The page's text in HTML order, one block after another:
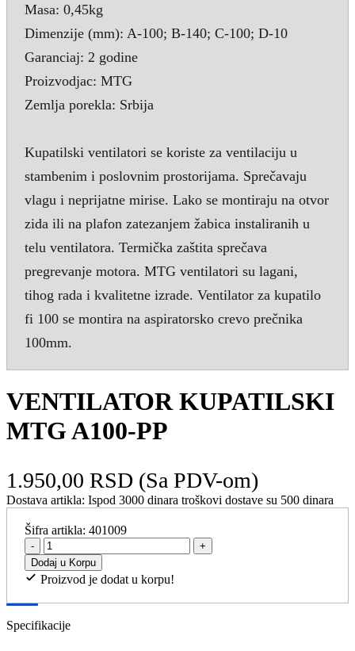
Masa: 0,45kg
Dimenzije (mm): A-100; B-140; C-100; D-10
Garanciaj: 2 godine
Proizvodjac: MTG
Zemlja porekla: Srbija
Kupatilski ventilatori se koriste za ventilaciju u
stambenim i poslovnim prostorijama. Sprečavaju
vlagu i neprijatne mirise. Lako se montiraju na otvor
zida ili na plafon zatezanjem žabica instaliranih u
telu ventilatora. Termička zaštita sprečava
pregrevanje motora. MTG ventilatori su lagani,
tihog rada i kvalitetne izrade. Ventilator za kupatilo
fi 100 se montira na aspiratorsko crevo prečnika
100mm.
VENTILATOR KUPATILSKI
MTG A100-PP
1.950,00 RSD (Sa PDV-om)
Dostava artikla: Ispod 3000 dinara troškovi dostave su 500 dinara
Šifra artikla:401009
-
+
Dodaj u Korpu
Proizvod je dodat u korpu!
Specifikacije